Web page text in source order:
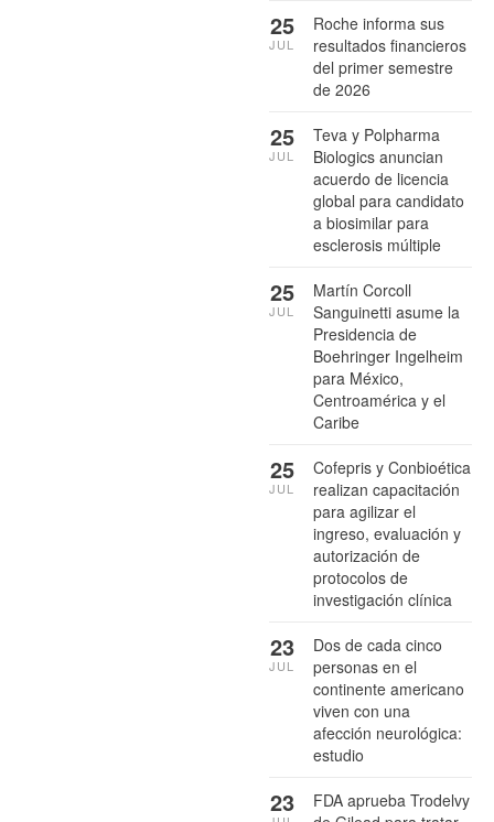
Roche informa sus
resultados financieros
del primer semestre
de 2026
25
JUL
Teva y Polpharma
Biologics anuncian
acuerdo de licencia
global para candidato
a biosimilar para
esclerosis múltiple
25
JUL
Martín Corcoll
Sanguinetti asume la
Presidencia de
Boehringer Ingelheim
para México,
Centroamérica y el
Caribe
25
JUL
Cofepris y Conbioética
realizan capacitación
para agilizar el
ingreso, evaluación y
autorización de
protocolos de
investigación clínica
25
JUL
Dos de cada cinco
personas en el
continente americano
viven con una
afección neurológica:
estudio
23
JUL
FDA aprueba Trodelvy
23